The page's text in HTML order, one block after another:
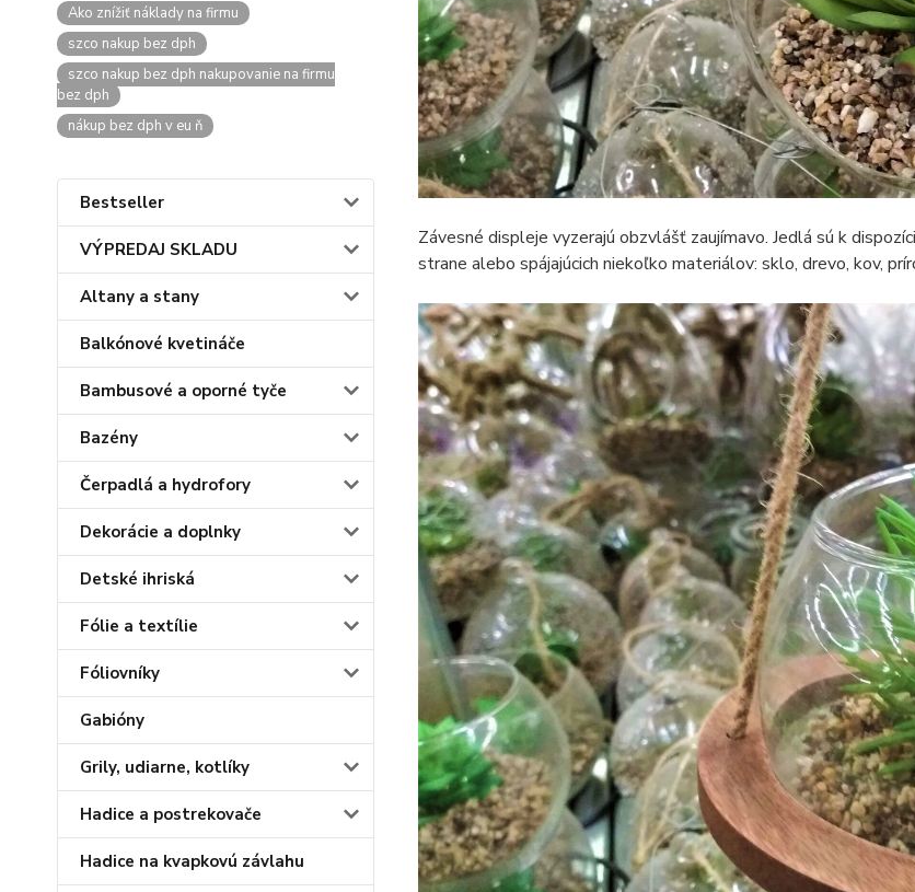
Ako znížiť náklady na firmu
szco nakup bez dph
szco nakup bez dph nakupovanie na firmu
bez dph
nákup bez dph v eu ň
Bestseller
VÝPREDAJ SKLADU
Altany a stany
Balkónové kvetináče
Bambusové a oporné tyče
Bazény
Čerpadlá a hydrofory
Dekorácie a doplnky
Detské ihriská
Fólie a textílie
Fóliovníky
Gabióny
Grily, udiarne, kotlíky
Hadice a postrekovače
Hadice na kvapkovú závlahu
Závesné displeje vyzerajú obzvlášť zaujímavo. Jedlá sú k
strane alebo spájajúcich niekoľko materiálov: sklo, drevo, kov,